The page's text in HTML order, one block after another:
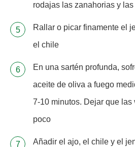
rodajas las zanahorias y
Rallar o picar finamente el
el chile
En una sartén profunda,
aceite de oliva a fuego
7-10 minutos. Dejar que las
poco
Añadir el ajo, el chile y el